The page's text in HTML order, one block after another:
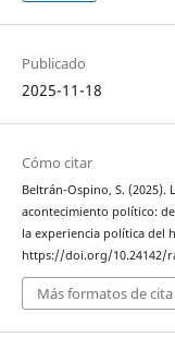
Publicado
2025-11-18
Cómo citar
Beltrán-Ospino, S. (2025).
acontecimiento político:
la experiencia política del
https://doi.org/10.24142/
Más formatos de cita